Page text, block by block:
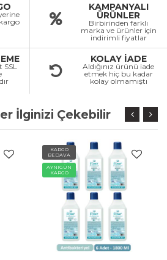
KAMPANYALI
ÜRÜNLER
Birbirinden farklı
marka ve ürünler için
indirimli fiyatlar
KOLAY İADE
Aldığınız ürünü iade
etmek hiç bu kadar
kolay olmamıştı
İlginizi Çekebilir
KARGO
BEDAVA
AYNIGÜN
KARGO